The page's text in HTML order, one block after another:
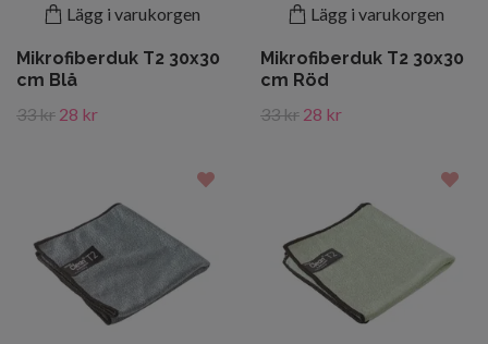
Lägg i varukorgen
Mikrofiberduk T2 30x30
cm Blå
33 kr 28 kr
Lägg i varukorgen
Mikrofiberduk T2 30x30
cm Röd
33 kr 28 kr